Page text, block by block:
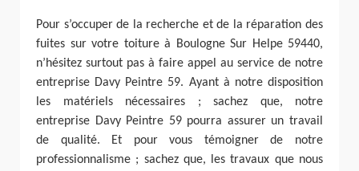
Pour s’occuper de la recherche et de la réparation des
fuites sur votre toiture à Boulogne Sur Helpe 59440,
n’hésitez surtout pas à faire appel au service de notre
entreprise Davy Peintre 59. Ayant à notre disposition
les matériels nécessaires ; sachez que, notre
entreprise Davy Peintre 59 pourra assurer un travail
de qualité. Et pour vous témoigner de notre
professionnalisme ; sachez que, les travaux que nous